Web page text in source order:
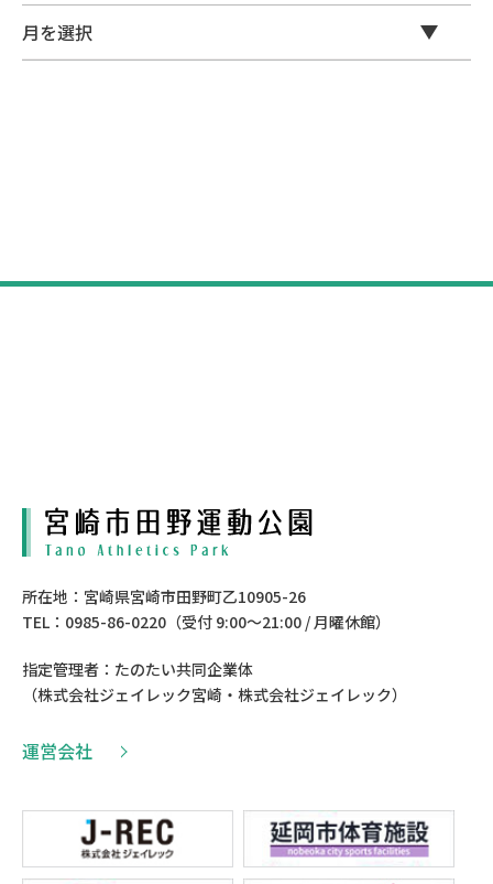
所在地：宮崎県宮崎市田野町乙10905-26
TEL：0985-86-0220（受付 9:00〜21:00 / 月曜休館）
指定管理者：たのたい共同企業体
（株式会社ジェイレック宮崎・株式会社ジェイレック）
運営会社